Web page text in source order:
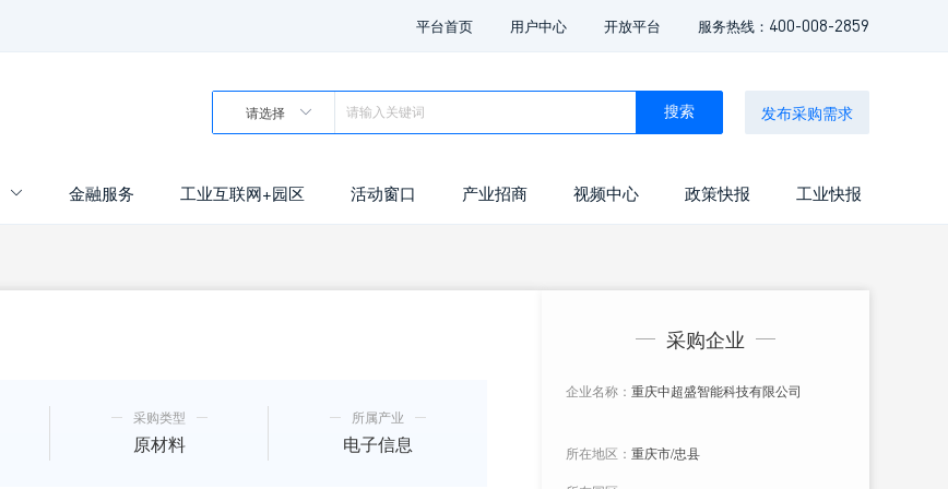
平台首页 用户中心 开放平台 服务热线： 400-008-2859
发布采购需求
请选择  搜索
 金融服务 工业互联网+园区 活动窗口 产业招商 视频中心 政策快报 工业快报
采购类型
原材料
所属产业
电子信息
采购企业
企业名称： 重庆中超盛智能科技有限公司
所在地区： 重庆市/忠县